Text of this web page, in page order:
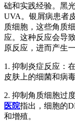
础和实践经验。黑
UVA。银屑病患者
质细胞，这些角质
应。这种反应会导
原反应，进而产生
1. 抑制炎症反应：
皮肤上的细菌和病
2. 抑制角质细胞过
医院指出，细胞的
和增殖。